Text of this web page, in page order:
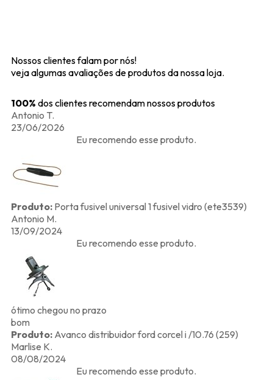
Nossos clientes falam por nós!
veja algumas avaliações de produtos da nossa loja.
100% dos clientes recomendam nossos produtos
Antonio T.
23/06/2026
Eu recomendo esse produto.
Produto:Porta fusivel universal 1 fusivel vidro (ete3539)
Antonio M.
13/09/2024
Eu recomendo esse produto.
ótimo chegou no prazo
bom
Produto:Avanco distribuidor ford corcel i /10.76 (259)
Marlise K.
08/08/2024
Eu recomendo esse produto.